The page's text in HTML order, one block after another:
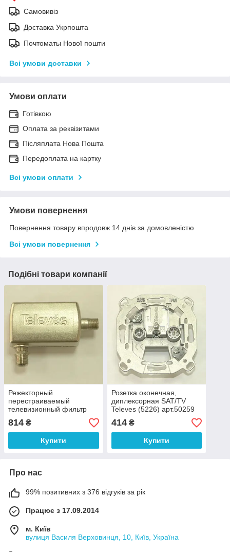
Самовивіз
Доставка Укрпошта
Почтоматы Нової пошти
Всі умови доставки
Умови оплати
Готівкою
Оплата за реквізитами
Післяплата Нова Пошта
Передоплата на картку
Всі умови оплати
Умови повернення
Повернення товару впродовж 14 днів за домовленістю
Всі умови повернення
Подібні товари компанії
Режекторный
перестраиваемый
телевизионный фильтр
децеметровый, ДМВ
Televes ref. 4007
арт.50250
814 ₴
Купити
Розетка оконечная,
диплексорная SAT/TV
Televes (5226) арт.50259
414₴
Купити
Про нас
99% позитивних з 376 відгуків за рік
Працює з 17.09.2014
м. Київ
вулиця Василя Верховинця, 10, Київ, Україна